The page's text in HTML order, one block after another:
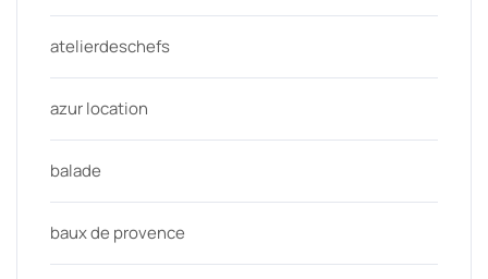
atelierdeschefs
azur location
balade
baux de provence